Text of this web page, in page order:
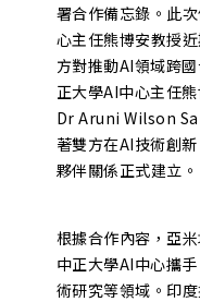
署合作備忘錄。此
心主任熊博安教授
方對推動AI領域跨
正大學AI中心主任
Dr Aruni Wilson
著雙方在AI技術創
夥伴關係正式建立。
根據合作內容，亞
中正大學AI中心攜
術研究等領域。印